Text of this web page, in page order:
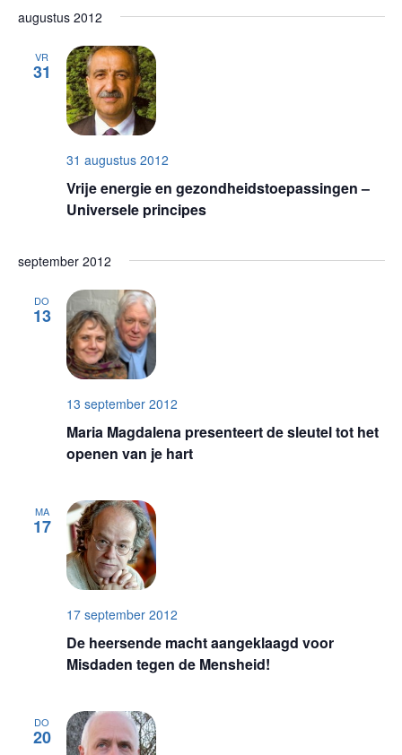
augustus 2012
VR
31
31 augustus 2012
Vrije energie en gezondheidstoepassingen –
Universele principes
september 2012
DO
13
13 september 2012
Maria Magdalena presenteert de sleutel tot het
openen van je hart
MA
17
17 september 2012
De heersende macht aangeklaagd voor
Misdaden tegen de Mensheid!
DO
20